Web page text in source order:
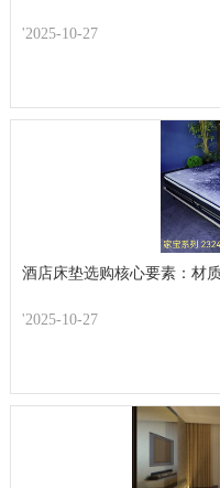
'2025-10-27
酒店床垫选购核心要素：材
'2025-10-27